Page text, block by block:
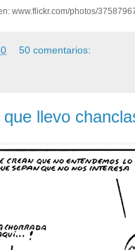
www.flickr.com/photos/
50 comentarios:
llevo